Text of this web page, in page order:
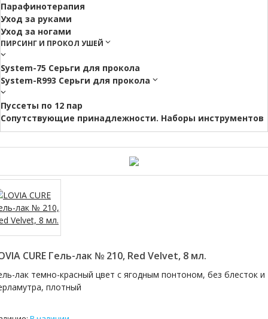
Парафинотерапия
Уход за руками
Уход за ногами
ПИРСИНГ И ПРОКОЛ УШЕЙ
System-75 Серьги для прокола
System-R993 Серьги для прокола
Пуссеты по 12 пар
Cопутствующие принадлежности. Наборы инструментов
CURE Гель-лак № 210, Red Velvet, 8 мл.
лак темно-красный цвет с ягодным понтоном, без блесток и
плотный